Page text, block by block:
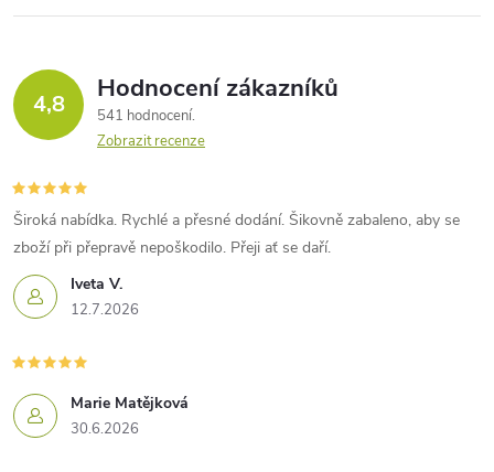
4,8 Hodnocení zákazníků
541 hodnocení
Zobrazit recenze
Iveta V.
12.7.2026
Široká nabídka. Rychlé a přesné dodání. Šikovně zabaleno, aby se
zboží při přepravě nepoškodilo. Přeji ať se daří.
Marie Matějková
30.6.2026